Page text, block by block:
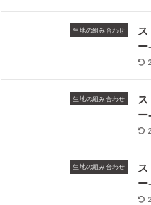
生地の組み合わせ
生地の組み合わせ
生地の組み合わせ